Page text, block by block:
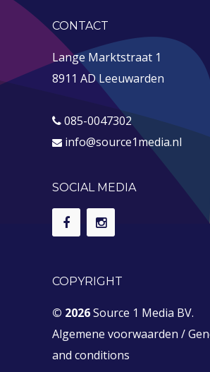
CONTACT
Lange Marktstraat 1
8911 AD Leeuwarden
085-0047302
info@source1media.nl
SOCIAL MEDIA
COPYRIGHT
© 2026Source 1 Media BV.
Algemene voorwaarden /
and conditions